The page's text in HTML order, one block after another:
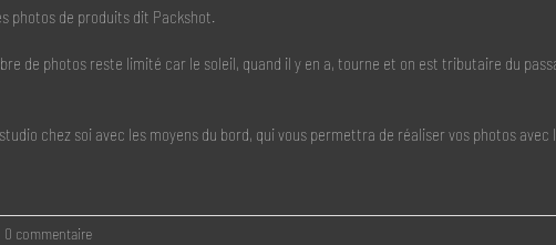
photos de produits dit Packshot.
de photos reste limité car le soleil, quand il y en a, tourne et on est tributaire du
chez soi avec les moyens du bord, qui vous permettra de réaliser vos photos avec
0 commentaire